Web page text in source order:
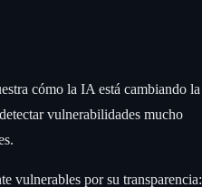
cómo la IA está cambiando la
vulnerabilidades mucho
vulnerables por su transparencia: